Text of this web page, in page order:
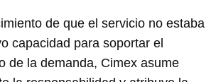
de que el servicio no estaba
capacidad para soportar el
de la demanda, Cimex asume